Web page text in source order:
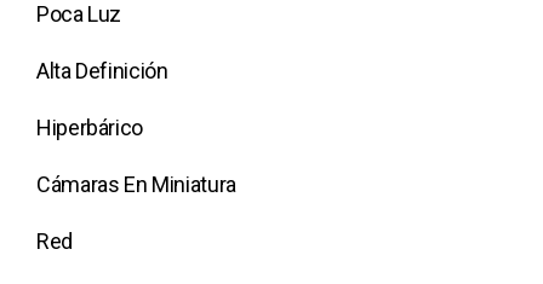
Poca Luz
Alta Definición
Hiperbárico
Cámaras En Miniatura
Red